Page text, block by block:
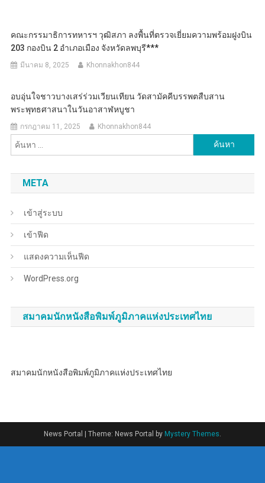
คณะกรรมาธิการทหารฯ วุฒิสภา ลงพื้นที่ตรวจเยี่ยมความพร้อมฝูงบิน
203 กองบิน 2 อำเภอเมือง จังหวัดลพบุรี***
มีนาคม 8, 2025 Khonnakhon844
อบอุ่นใจชาวบางเสร่ร่วมเวียนเทียน วัดสามัคคีบรรพตสืบสาน
พระพุทธศาสนาในวันอาสาฬหบูชา
กรกฎาคม 11, 2025 Khonnakhon844
สำหรับ:
META
เข้าสู่ระบบ
เข้าฟีด
แสดงความเห็นฟีด
WordPress.org
สมาคมนักหนังสือพิมพ์ภูมิภาคแห่งประเทศไทย
สมาคมนักหนังสือพิมพ์ภูมิภาคแห่งประเทศไทย
News Portal | Theme: News Portal by Mystery Themes